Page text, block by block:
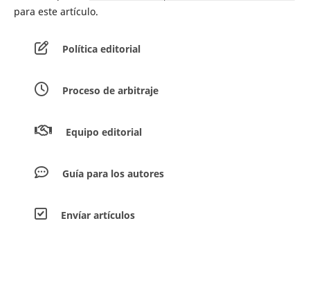
para este artículo.
Política editorial
Proceso de arbitraje
Equipo editorial
Guía para los autores
Envíar artículos